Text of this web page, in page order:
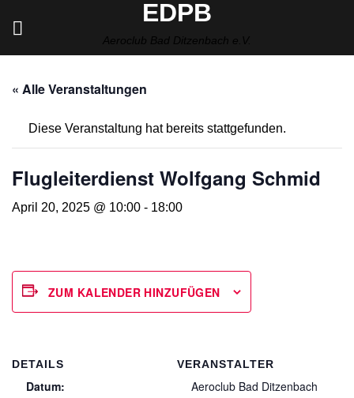
EDPB
Aeroclub Bad Ditzenbach e.V.
« Alle Veranstaltungen
Diese Veranstaltung hat bereits stattgefunden.
Flugleiterdienst Wolfgang Schmid
April 20, 2025 @ 10:00 - 18:00
ZUM KALENDER HINZUFÜGEN
DETAILS
Datum:
VERANSTALTER
Aeroclub Bad Ditzenbach